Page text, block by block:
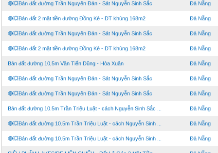
🔴💥Bán đất đường Trần Nguyên Đán - Sát Nguyễn Sinh Sắc Đà Nẵng
🔴💥Bán đất 2 mặt tiền đường Đồng Kè - DT khủng 168m2 Đà Nẵng
🔴💥Bán đất đường Trần Nguyên Đán - Sát Nguyễn Sinh Sắc Đà Nẵng
🔴💥Bán đất 2 mặt tiền đường Đồng Kè - DT khủng 168m2 Đà Nẵng
Bán đất đường 10,5m Văn Tiến Dũng - Hòa Xuân Đà Nẵng
🔴💥Bán đất đường Trần Nguyên Đán - Sát Nguyễn Sinh Sắc Đà Nẵng
🔴💥Bán đất đường Trần Nguyên Đán - Sát Nguyễn Sinh Sắc Đà Nẵng
Bán đất đường 10.5m Trần Triệu Luật - cách Nguyễn Sinh Sắc ... Đà Nẵng
🔴💥Bán đất đường 10.5m Trần Triệu Luật - cách Nguyễn Sinh ... Đà Nẵng
🔴💥Bán đất đường 10.5m Trần Triệu Luật - cách Nguyễn Sinh ... Đà Nẵng